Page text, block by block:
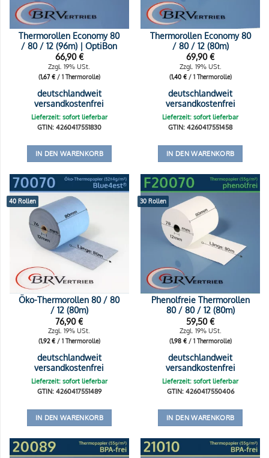
Thermorollen Economy 80
/ 80 / 12 (96m) | OptiBon
66,90€
Zzgl. 19% USt.
(1,67€/ 1 Thermorolle)
deutschlandweit
versandkostenfrei
Lieferzeit: sofort lieferbar
GTIN: 4260417551830
IN DEN WARENKORB
Thermorollen Economy 80
/ 80 / 12 (80m)
69,90€
Zzgl. 19% USt.
(1,40 €/ 1 Thermorolle)
deutschlandweit
versandkostenfrei
Lieferzeit: sofort lieferbar
GTIN: 4260417551458
IN DEN WARENKORB
40 Rollen
Öko-Thermorollen 80 / 80
/ 12 (80m)
76,90€
Zzgl. 19% USt.
(1,92€/ 1 Thermorolle)
deutschlandweit
versandkostenfrei
Lieferzeit: sofort lieferbar
GTIN: 4260417551489
IN DEN WARENKORB
30 Rollen
Phenolfreie Thermorollen
80 / 80 / 12 (80m)
59,50€
Zzgl. 19% USt.
(1,98 €/ 1 Thermorolle)
deutschlandweit
versandkostenfrei
Lieferzeit: sofort lieferbar
GTIN: 4260417550406
IN DEN WARENKORB